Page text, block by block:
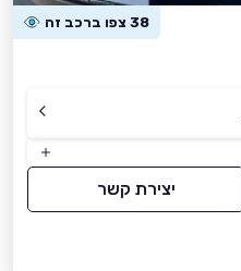
38 צפו ברכב זה
יצירת קשר